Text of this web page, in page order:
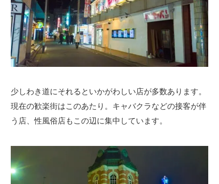
少しわき道にそれるといかがわしい店が多数あります。
現在の歓楽街はこのあたり。キャバクラなどの接客が伴
う店、性風俗店もこの辺に集中しています。